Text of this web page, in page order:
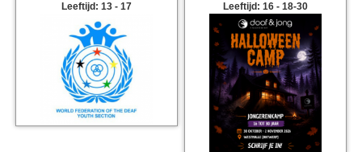
Leeftijd: 13 - 17
Leeftijd: 16 - 18-30